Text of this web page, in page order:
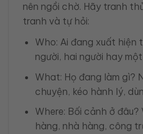
nên ngồi chờ. Hãy tranh
tranh và tự hỏi:
Who: Ai đang xuất hiện
người, hai người hay
What: Họ đang làm gì?
chuyện, kéo hành lý,
Where: Bối cảnh ở
hàng, nhà hàng, công